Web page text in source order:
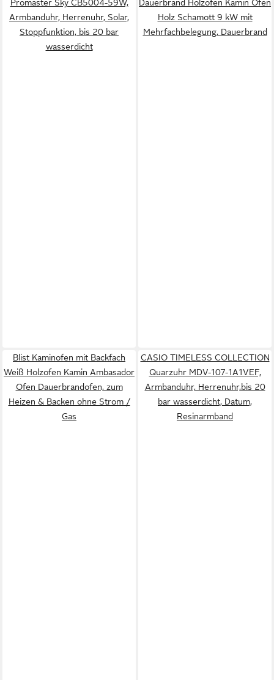
Promaster Sky CB5004-59W,
Armbanduhr, Herrenuhr, Solar,
Stoppfunktion, bis 20 bar
wasserdicht
Dauerbrand Holzofen Kamin Ofen
Holz Schamott 9 kW mit
Mehrfachbelegung, Dauerbrand
Blist Kaminofen mit Backfach
Weiß Holzofen Kamin Ambasador
Ofen Dauerbrandofen, zum
Heizen & Backen ohne Strom /
Gas
CASIO TIMELESS COLLECTION
Quarzuhr MDV-107-1A1VEF,
Armbanduhr, Herrenuhr,bis 20
bar wasserdicht, Datum,
Resinarmband